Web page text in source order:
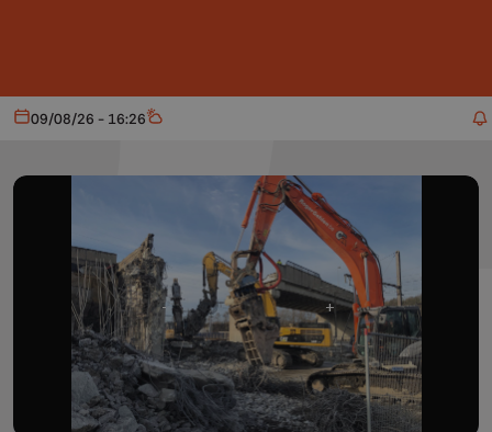
Aujourd'hui
09/08/26 - 16:26 Météo